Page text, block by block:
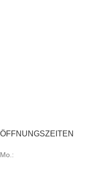
ÖFFNUNGSZEITEN
Mo.: